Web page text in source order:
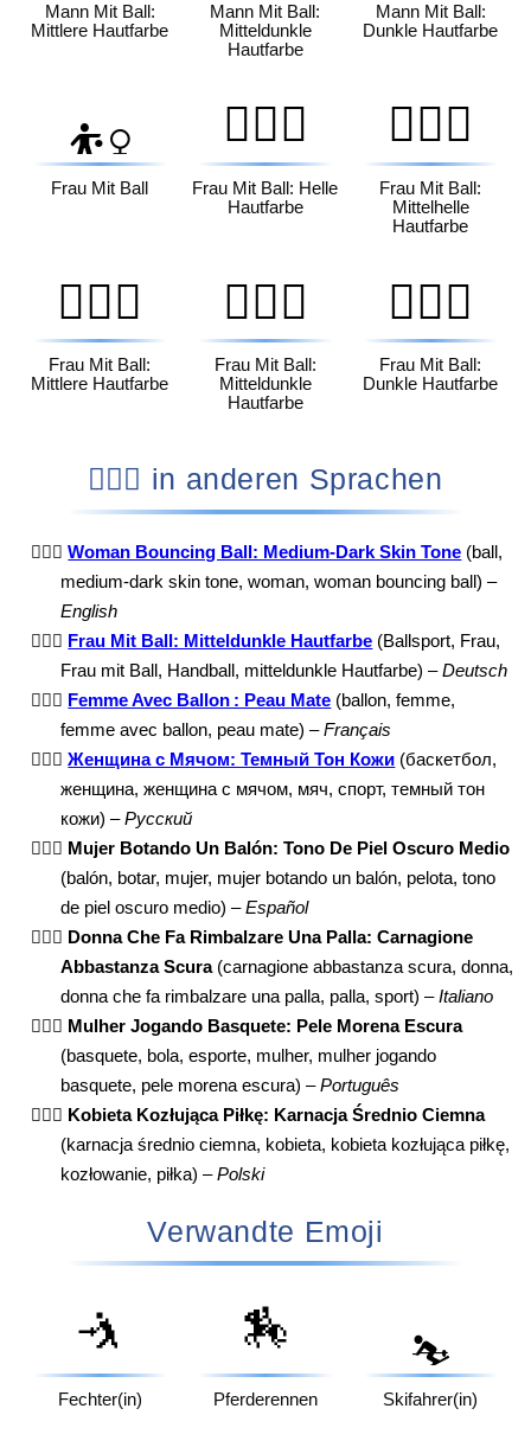
Mann Mit Ball:
Mittlere Hautfarbe
Mann Mit Ball:
Mitteldunkle
Hautfarbe
Mann Mit Ball:
Dunkle Hautfarbe
⛹️‍♀️
Frau Mit Ball
⛹🏻‍♀️
Frau Mit Ball: Helle
Hautfarbe
⛹🏼‍♀️
Frau Mit Ball:
Mittelhelle
Hautfarbe
⛹🏽‍♀️
Frau Mit Ball:
Mittlere Hautfarbe
⛹🏾‍♀️
Frau Mit Ball:
Mitteldunkle
Hautfarbe
⛹🏿‍♀️
Frau Mit Ball:
Dunkle Hautfarbe
⛹🏾‍♀️ in anderen Sprachen
⛹🏾‍♀️ Woman Bouncing Ball: Medium-Dark Skin Tone (ball,
medium-dark skin tone, woman, woman bouncing ball) –
English
⛹🏾‍♀️ Frau Mit Ball: Mitteldunkle Hautfarbe (Ballsport, Frau,
Frau mit Ball, Handball, mitteldunkle Hautfarbe) –Deutsch
⛹🏾‍♀️ Femme Avec Ballon : Peau Mate (ballon, femme,
femme avec ballon, peau mate) –Français
⛹🏾‍♀️ Женщина с Мячом: Темный Тон Кожи (баскетбол,
женщина, женщина с мячом, мяч, спорт, темный тон
кожи) –Русский
⛹🏾‍♀️ Mujer Botando Un Balón: Tono De Piel Oscuro Medio
(balón, botar, mujer, mujer botando un balón, pelota, tono
de piel oscuro medio) –Español
⛹🏾‍♀️ Donna Che Fa Rimbalzare Una Palla: Carnagione
Abbastanza Scura(carnagione abbastanza scura, donna,
donna che fa rimbalzare una palla, palla, sport) –Italiano
⛹🏾‍♀️ Mulher Jogando Basquete: Pele Morena Escura
(basquete, bola, esporte, mulher, mulher jogando
basquete, pele morena escura) –Português
⛹🏾‍♀️ Kobieta Kozłująca Piłkę: Karnacja Średnio Ciemna
(karnacja średnio ciemna, kobieta, kobieta kozłująca piłkę,
kozłowanie, piłka) –Polski
Verwandte Emoji
🤺
Fechter(in)
🏇
Pferderennen
⛷️
Skifahrer(in)